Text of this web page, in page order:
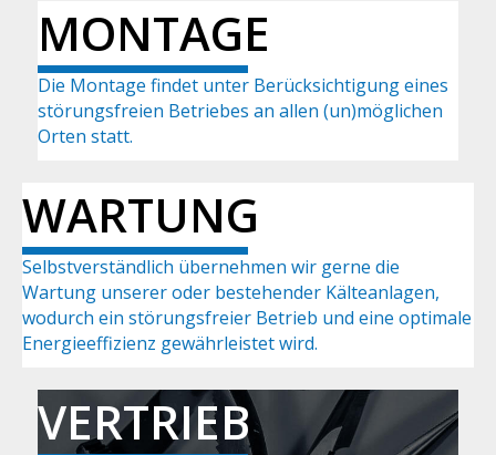
MONTAGE
Die Montage findet unter Berück­sich­tigung eines
störungsfreien Betriebes an allen (un)möglichen
Orten statt.
WARTUNG
Selbstverständlich übernehmen wir gerne die
Wartung unserer oder bestehender Kälteanlagen,
wodurch ein störungsfreier Betrieb und eine optimale
Energie­effizienz gewährleistet wird.
VERTRIEB